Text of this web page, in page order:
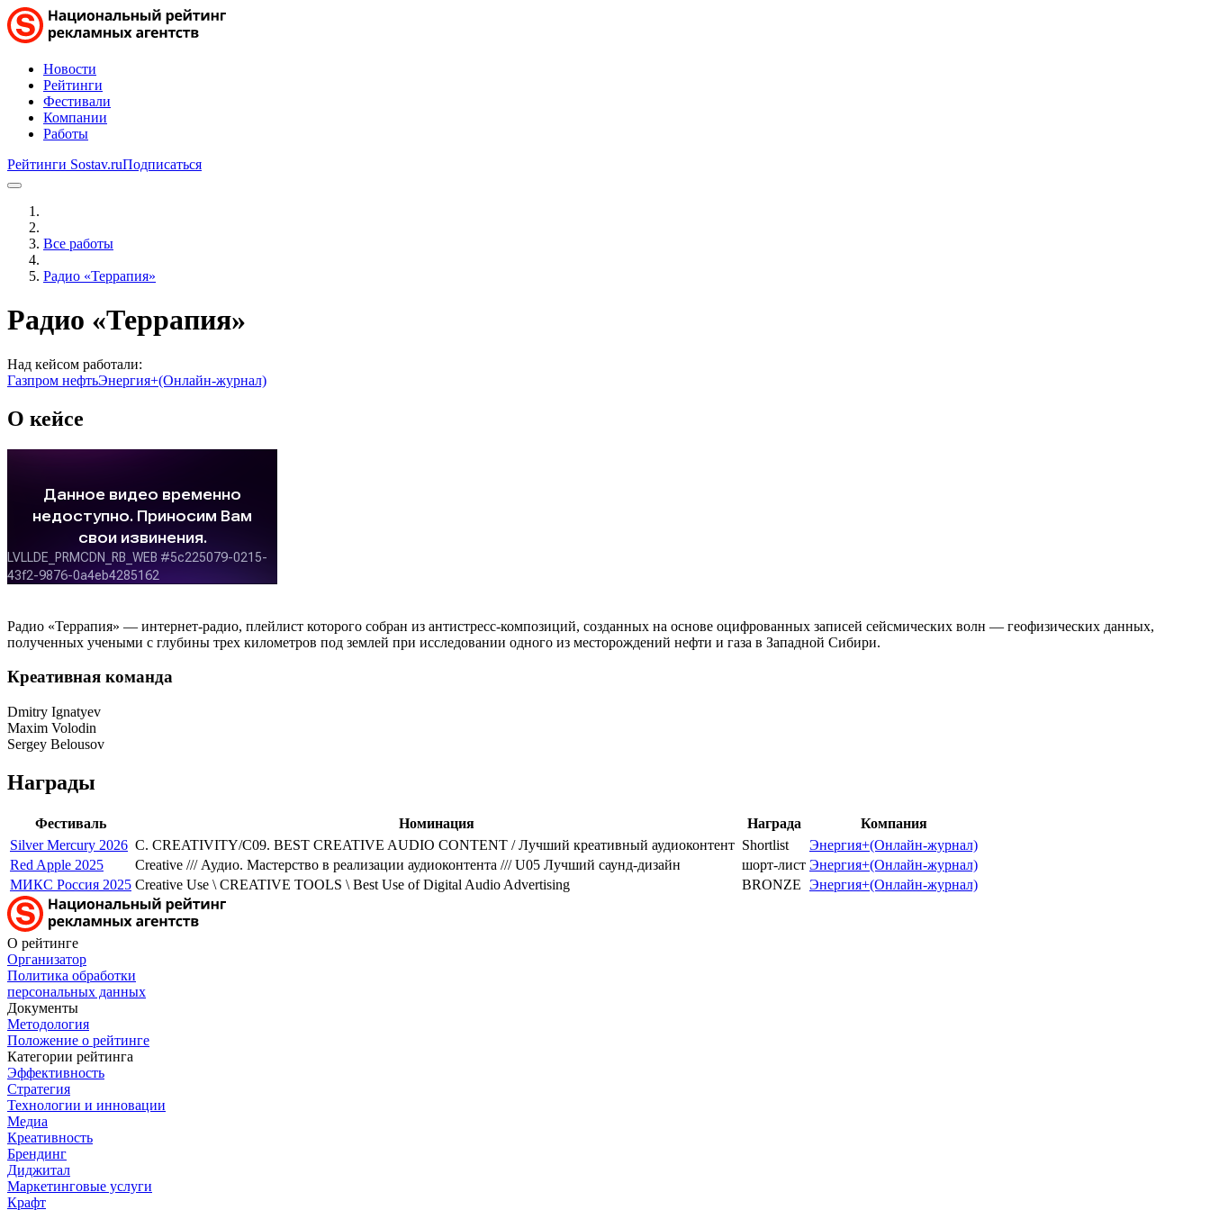
Новости
Рейтинги
Фестивали
Компании
Работы
Рейтинги Sostav.ruПодписаться
Все работы
Радио «Террапия»
Радио «Террапия»
Над кейсом работали:
Газпром нефтьЭнергия+(Онлайн-журнал)
О кейсе
Радио «Террапия» — интернет-радио, плейлист которого собран из антистресс-композиций, созданных на основе оцифрованных записей сейсмических волн — геофизических данных,
полученных учеными с глубины трех километров под землей при исследовании одного из месторождений нефти и газа в Западной Сибири.
Креативная команда
Dmitry Ignatyev
Maxim Volodin
Sergey Belousov
Награды
Фестиваль Номинация Награда
Компания
Silver Mercury 2026 C. CREATIVITY/C09. BEST CREATIVE AUDIO CONTENT / Лучший креативный аудиоконтент Shortlist
Энергия+(Онлайн-журнал)
Red Apple 2025
Creative /// Аудио. Мастерство в реализации аудиоконтента /// U05 Лучший саунд-дизайн шорт-лист Энергия+(Онлайн-журнал)
МИКС Россия 2025 Creative Use \ CREATIVE TOOLS \ Best Use of Digital Audio Advertising BRONZE Энергия+(Онлайн-журнал)
О рейтинге
Организатор
Политика обработки
персональных данных
Документы
Методология
Положение о рейтинге
Категории рейтинга
Эффективность
Стратегия
Технологии и инновации
Медиа
Креативность
Брендинг
Диджитал
Маркетинговые услуги
Крафт